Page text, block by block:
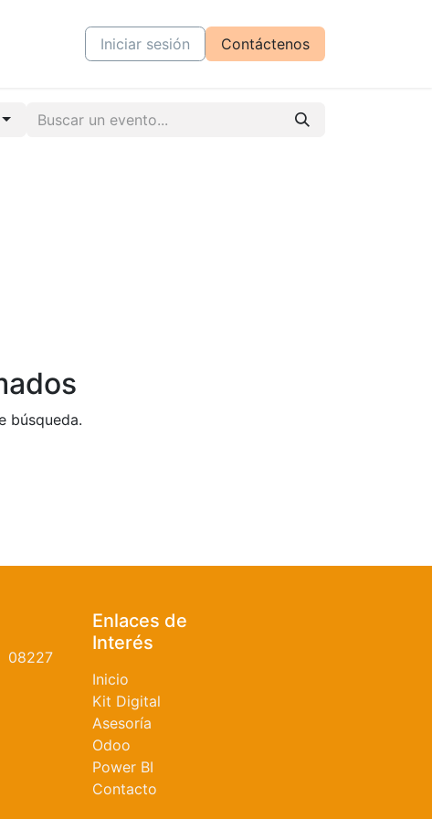
CursosIniciar sesión Contáctenos
búsqueda.
08227
Enlaces de
Interés
Inicio
Kit Digital
Asesoría
Odoo
Power BI
Contacto